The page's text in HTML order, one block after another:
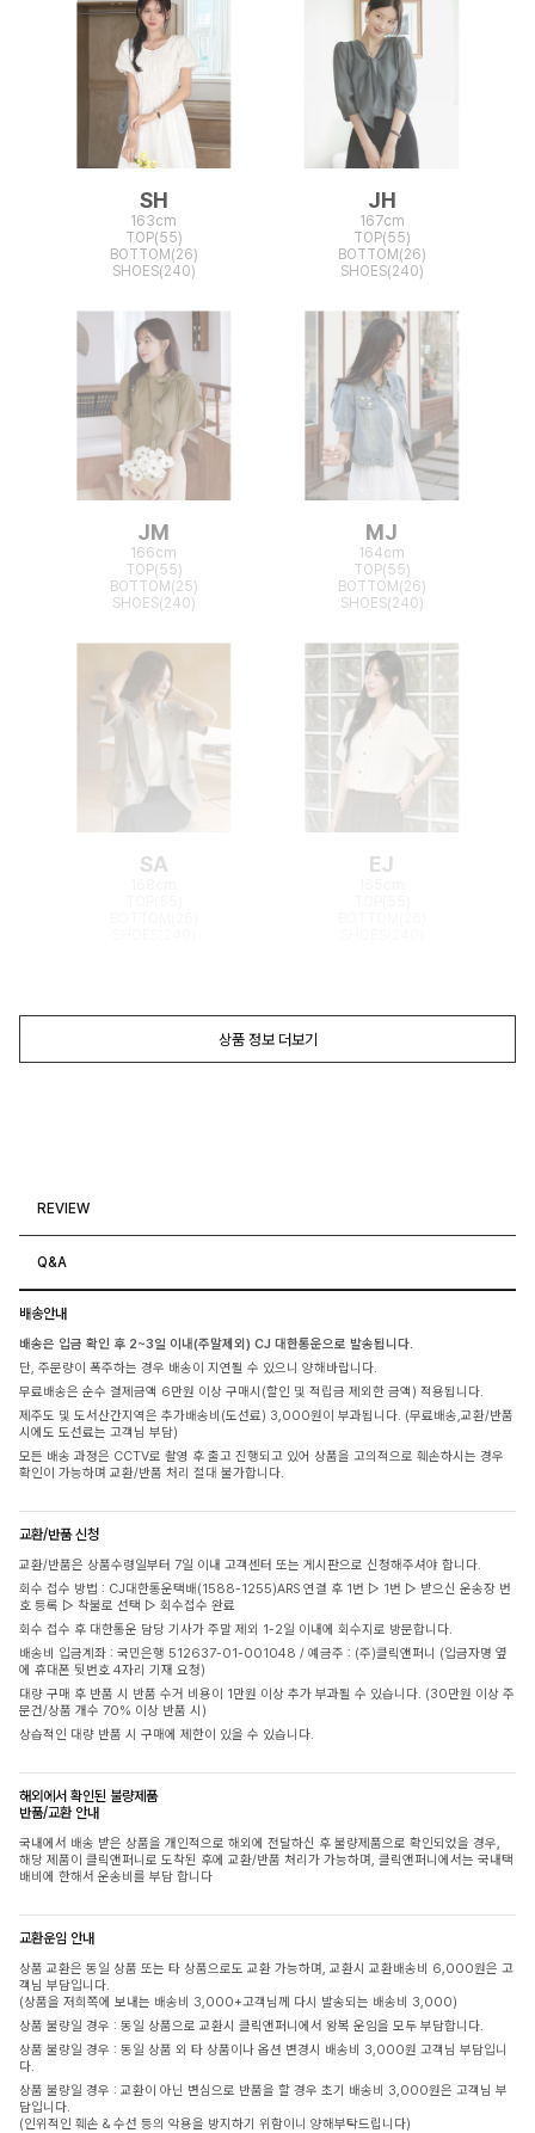
SH
163cm
TOP(55)
BOTTOM(26)
SHOES(240)
JH
167cm
TOP(55)
BOTTOM(26)
SHOES(240)
JM
166cm
TOP(55)
BOTTOM(25)
SHOES(240)
MJ
164cm
TOP(55)
BOTTOM(26)
SHOES(240)
SA EJ
상품 정보 더보기
REVIEW
Q&A
배송안내
배송은 입금 확인 후 2~3일 이내(주말제외) CJ 대한통운으로 발송됩니다.
단, 주문량이 폭주하는 경우 배송이 지연될 수 있으니 양해바랍니다.
무료배송은 순수 결제금액 6만원 이상 구매시(할인 및 적립금 제외한 금액) 적용됩니다.
제주도 및 도서산간지역은 추가배송비(도선료) 3,000원이 부과됩니다. (무료배송,교환/반품
시에도 도선료는 고객님 부담)
모든 배송 과정은 CCTV로 촬영 후 출고 진행되고 있어 상품을 고의적으로 훼손하시는 경우
확인이 가능하며 교환/반품 처리 절대 불가합니다.
교환/반품 신청
교환/반품은 상품수령일부터 7일 이내 고객센터 또는 게시판으로 신청해주셔야 합니다.
회수 접수 방법 : CJ대한통운택배(1588-1255)ARS 연결 후 1번 ▷ 1번 ▷ 받으신 운송장 번
호 등록 ▷ 착불로 선택 ▷ 회수접수 완료
회수 접수 후 대한통운 담당 기사가 주말 제외 1-2일 이내에 회수지로 방문합니다.
배송비 입금계좌 : 국민은행 512637-01-001048 / 예금주 : (주)클릭앤퍼니 (입금자명 옆
에 휴대폰 뒷번호 4자리 기재 요청)
대량 구매 후 반품 시 반품 수거 비용이 1만원 이상 추가 부과될 수 있습니다. (30만원 이상 주
문건/상품 개수 70% 이상 반품 시)
상습적인 대량 반품 시 구매에 제한이 있을 수 있습니다.
해외에서 확인된 불량제품
반품/교환 안내
국내에서 배송 받은 상품을 개인적으로 해외에 전달하신 후 불량제품으로 확인되었을 경우,
해당 제품이 클릭앤퍼니로 도착된 후에 교환/반품 처리가 가능하며, 클릭앤퍼니에서는 국내택
배비에 한해서 운송비를 부담 합니다
교환운임 안내
상품 교환은 동일 상품 또는 타 상품으로도 교환 가능하며, 교환시 교환배송비 6,000원은 고
객님 부담입니다.
(상품을 저희쪽에 보내는 배송비 3,000+고객님께 다시 발송되는 배송비 3,000)
상품 불량일 경우 : 동일 상품으로 교환시 클릭앤퍼니에서 왕복 운임을 모두 부담합니다.
상품 불량일 경우 : 동일 상품 외 타 상품이나 옵션 변경시 배송비 3,000원 고객님 부담입니
다.
상품 불량일 경우 : 교환이 아닌 변심으로 반품을 할 경우 초기 배송비 3,000원은 고객님 부
담입니다.
(인위적인 훼손 & 수선 등의 악용을 방지하기 위함이니 양해부탁드립니다)